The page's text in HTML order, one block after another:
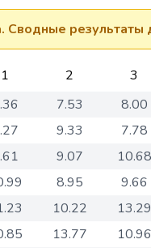
Сводные результаты
1 2 3
7.53 8.00
9.33 7.78
9.07 10.68
8.95 9.66
10.22 13.29
13.77 10.96